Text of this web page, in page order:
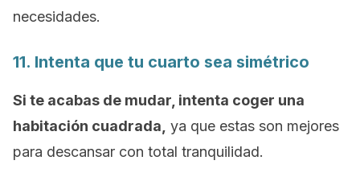
necesidades.
11. Intenta que tu cuarto sea simétrico
Si te acabas de mudar, intenta coger una
habitación cuadrada, ya que estas son mejores
para descansar con total tranquilidad.